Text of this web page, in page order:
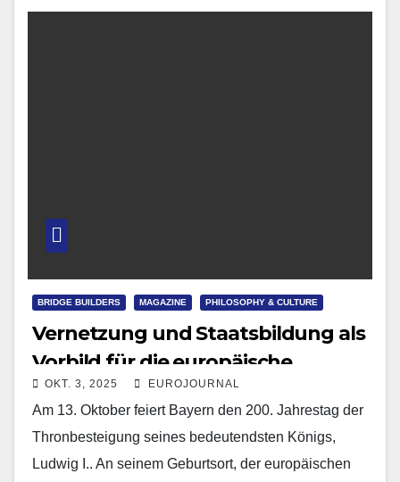
Auf…
BRIDGE BUILDERS MAGAZINE PHILOSOPHY & CULTURE
Vernetzung und Staatsbildung als
Vorbild für die europäische
Einigung
OKT. 3, 2025 EUROJOURNAL
Am 13. Oktober feiert Bayern den 200. Jahrestag der
Thronbesteigung seines bedeutendsten Königs,
Ludwig I.. An seinem Geburtsort, der europäischen